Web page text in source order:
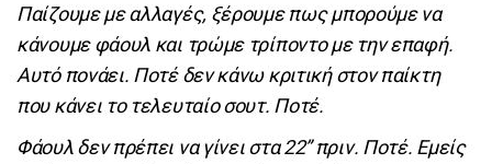
Παίζουμε με αλλαγές, ξέρουμε πως μπορούμε να
κάνουμε φάουλ και τρώμε τρίποντο με την επαφή.
Αυτό πονάει. Ποτέ δεν κάνω κριτική στον παίκτη
που κάνει το τελευταίο σουτ. Ποτέ.
Φάουλ δεν πρέπει να γίνει στα 22” πριν. Ποτέ. Εμείς